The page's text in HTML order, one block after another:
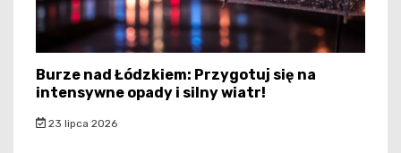
Burze nad Łódzkiem: Przygotuj się na
intensywne opady i silny wiatr!
23 lipca 2026